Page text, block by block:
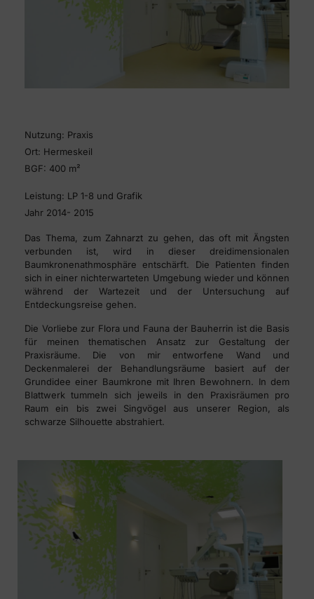
Nutzung: Praxis
Ort: Hermeskeil
BGF: 400 m²
Leistung: LP 1-8 und Grafik
Jahr 2014- 2015
Das Thema, zum Zahnarzt zu gehen, das oft mit Ängsten
verbunden ist, wird in dieser dreidimensionalen
Baumkronenathmosphäre entschärft. Die Patienten finden
sich in einer nichterwarteten Umgebung wieder und können
während der Wartezeit und der Untersuchung auf
Entdeckungsreise gehen.
Die Vorliebe zur Flora und Fauna der Bauherrin ist die Basis
für meinen thematischen Ansatz zur Gestaltung der
Praxisräume. Die von mir entworfene Wand und
Deckenmalerei der Behandlungsräume basiert auf der
Grundidee einer Baumkrone mit Ihren Bewohnern. In dem
Blattwerk tummeln sich jeweils in den Praxisräumen pro
Raum ein bis zwei Singvögel aus unserer Region, als
schwarze Silhouette abstrahiert.